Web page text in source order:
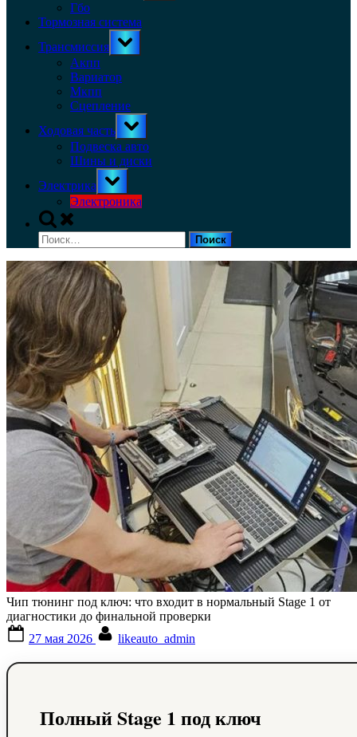
Гбо
Тормозная система
Трансмиссия
Toggle
sub-
Акпп
Вариатор
Мкпп
Сцепление
Ходовая часть
Toggle
sub-
menu
Подвеска авто
Шины и диски
Электрика
Toggle
sub-
menu
Электроника
Toggle
search
form
Найти:
Чип тюнинг под ключ: что входит в нормальный Stage 1 от
диагностики до финальной проверки
on
27 мая 2026 likeauto_admin
Полный Stage 1 под ключ